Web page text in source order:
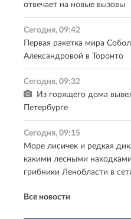
отвечает на новые вызовы
Сегодня, 09:42
Первая ракетка мира
Александровой в Торонто
Сегодня, 09:32
Из горящего дома
Петербурге
Сегодня, 09:15
Море лисичек и редкая
какими лесными
грибники Ленобласти в
Все новости